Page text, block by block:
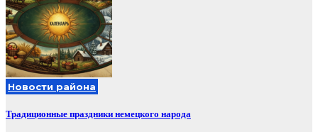
Новости района
Традиционные праздники немецкого народа